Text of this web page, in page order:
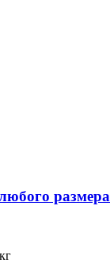
размера